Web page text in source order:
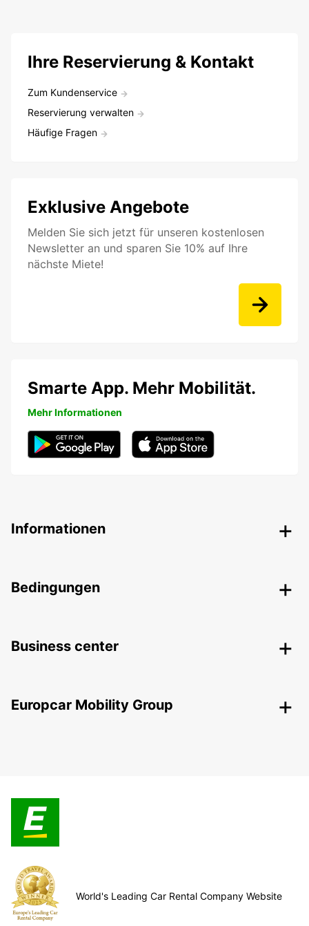
Ihre Reservierung & Kontakt
Zum Kundenservice
Reservierung verwalten
Häufige Fragen
Exklusive Angebote
Melden Sie sich jetzt für unseren kostenlosen
Newsletter an und sparen Sie 10% auf Ihre
nächste Miete!
Smarte App. Mehr Mobilität.
Mehr Informationen
Informationen
Bedingungen
Business center
Europcar Mobility Group
World's Leading Car Rental Company Website